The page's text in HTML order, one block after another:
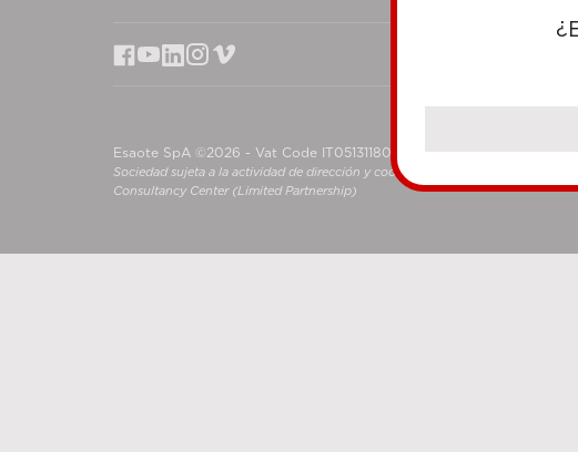
Esaote SpA ©2026 - Vat Code IT05131180969
Sociedad sujeta a la actividad de dirección y coordinación de Shanghai Luzi
Consultancy Center (Limited Partnership)